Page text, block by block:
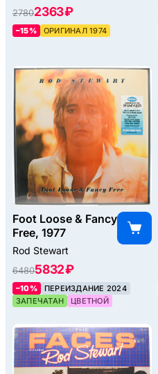
27802363 ₽
–15% ОРИГИНАЛ 1974
Foot Loose & Fancy
Free, 1977
Rod Stewart
64805832 ₽
–10%
ПЕРЕИЗДАНИЕ 2024
ЗАПЕЧАТАН
ЦВЕТНОЙ